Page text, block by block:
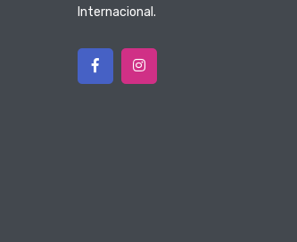
Internacional.